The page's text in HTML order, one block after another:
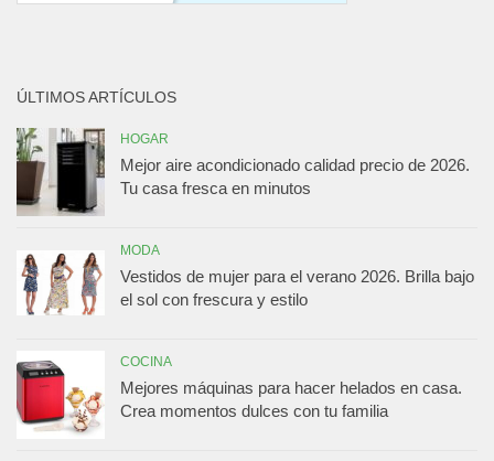
ÚLTIMOS ARTÍCULOS
HOGAR
Mejor aire acondicionado calidad precio de 2026.
Tu casa fresca en minutos
MODA
Vestidos de mujer para el verano 2026. Brilla bajo
el sol con frescura y estilo
COCINA
Mejores máquinas para hacer helados en casa.
Crea momentos dulces con tu familia